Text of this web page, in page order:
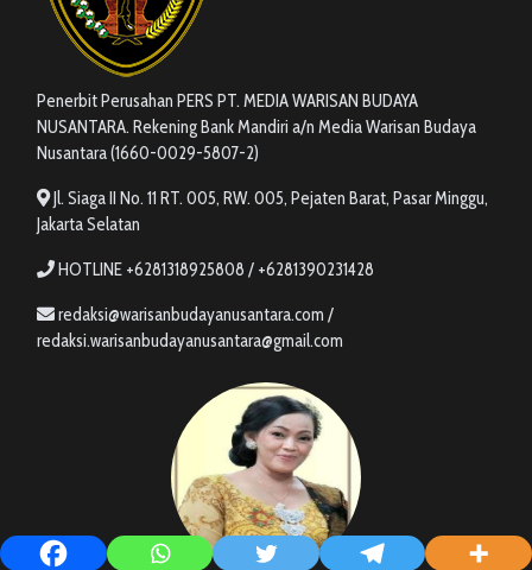
Penerbit Perusahan PERS PT. MEDIA WARISAN BUDAYA
NUSANTARA. Rekening Bank Mandiri a/n Media Warisan Budaya
Nusantara (1660-0029-5807-2)
Jl. Siaga II No. 11 RT. 005, RW. 005, Pejaten Barat, Pasar Minggu,
Jakarta Selatan
HOTLINE +6281318925808 / +6281390231428
redaksi@warisanbudayanusantara.com /
redaksi.warisanbudayanusantara@gmail.com